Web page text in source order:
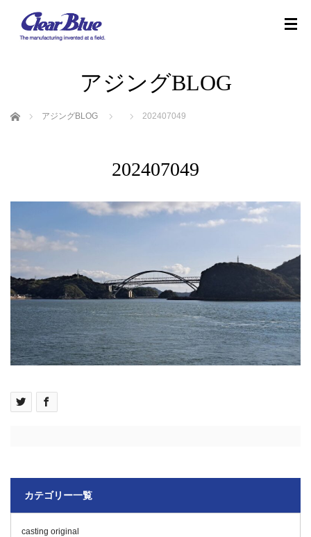
アジングBLOG
ホーム アジングBLOG 202407049
202407049
カテゴリー一覧
casting original